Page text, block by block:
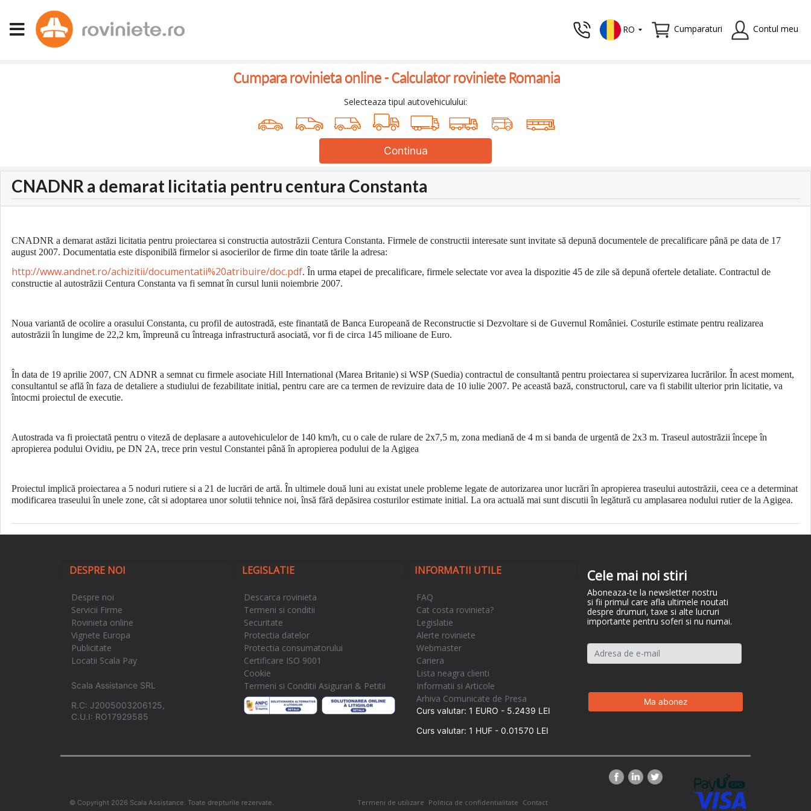
RO Cumparaturi Contul meu
Cumpara rovinieta online -Calculator roviniete Romania
Selecteaza tipul autovehiculului:
Continua
CNADNR a demarat licitatia pentru centura Constanta
CNADNR a demarat astăzi licitatia pentru proiectarea si constructia autostrăzii Centura Constanta. Firmele de constructii interesate sunt invitate să depună documentele de precalificare până pe data de 17
august 2007. Documentatia este disponibilă firmelor si asocierilor de firme din toate tările la adresa:
http://www.andnet.ro/achizitii/documentatii%20atribuire/doc.pdf. În urma etapei de precalificare, firmele selectate vor avea la dispozitie 45 de zile să depună ofertele detaliate. Contractul de
constructie al autostrăzii Centura Constanta va fi semnat în cursul lunii noiembrie 2007.
Noua variantă de ocolire a orasului Constanta, cu profil de autostradă, este finantată de Banca Europeană de Reconstructie si Dezvoltare si de Guvernul României. Costurile estimate pentru realizarea
autostrăzii în lungime de 22,2 km, împreună cu întreaga infrastructură asociată, vor fi de circa 145 milioane de Euro.
În data de 19 aprilie 2007, CN ADNR a semnat cu firmele asociate Hill International (Marea Britanie) si WSP (Suedia) contractul de consultantă pentru proiectarea si supervizarea lucrărilor. În acest moment,
consultantul se află în faza de detaliere a studiului de fezabilitate initial, pentru care are ca termen de revizuire data de 10 iulie 2007. Pe această bază, constructorul, care va fi stabilit ulterior prin licitatie, va
întocmi proiectul de executie.
Autostrada va fi proiectată pentru o viteză de deplasare a autovehiculelor de 140 km/h, cu o cale de rulare de 2x7,5 m, zona mediană de 4 m si banda de urgentă de 2x3 m. Traseul autostrăzii începe în
apropierea podului Ovidiu, pe DN 2A, trece prin vestul Constantei până în apropierea podului de la Agigea
Proiectul implică proiectarea a 5 noduri rutiere si a 21 de lucrări de artă. În ultimele două luni au existat unele probleme legate de autorizarea unor lucrări în apropierea traseului autostrăzii, ceea ce a determinat
modificarea traseului în unele zone, cât si adoptarea unor solutii tehnice noi, însă fără depăsirea costurilor estimate initial. La ora actuală mai sunt discutii în legătură cu amplasarea nodului rutier de la Agigea.
DESPRE NOI
Despre noi
Servicii Firme
Rovinieta online
Vignete Europa
Publicitate
Locatii Scala Pay
Scala Assistance SRL
R.C: J2005003206125,
C.U.I: RO17929585
LEGISLATIE
Descarca rovinieta
Termeni si conditii
Securitate
Protectia datelor
Protectia consumatorului
Certificare ISO 9001
Cookie
Termeni si Conditii Asigurari & Petitii
INFORMATII UTILE
FAQ
Cat costa rovinieta?
Legislatie
Alerte roviniete
Webmaster
Cariera
Lista neagra clienti
Informatii si Articole
Arhiva Comunicate de Presa
Curs valutar: 1 EURO - 5.2439 LEI
Curs valutar: 1 HUF - 0.01570 LEI
Cele mai noi stiri
Aboneaza-te la newsletter nostru
si fii primul care afla ultimele noutati
despre drumuri, taxe si alte lucruri
importante pentru soferi si nu numai.
© Copyright 2026 Scala Assistance. Toate drepturile rezervate. Termeni de utilizare Politica de confidentialitate Contact